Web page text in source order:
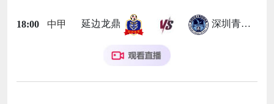
18:00 中甲 延边龙鼎 深圳青年人